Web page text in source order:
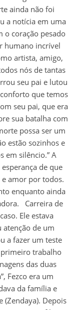
ainda não foi
a notícia em uma
o coração pesado
humano incrível
artista, amigo,
nós de tantas
seu pai e lutou
que temos
seu pai, que era
sua batalha com
possa ser um
estão sozinhos e
em silêncio.” A
de que
amor por todos.
enquanto ainda
Carreira de
Ele estava
atenção de um
a fazer um teste
primeiro trabalho
das duas
Fezco era um
da família e
(Zendaya). Depois